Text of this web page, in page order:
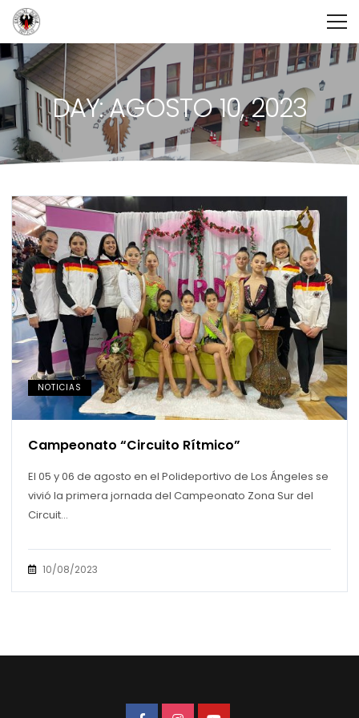
DAY: AGOSTO 10, 2023
NOTICIAS
Campeonato “Circuito Rítmico”
El 05 y 06 de agosto en el Polideportivo de Los Ángeles se
vivió la primera jornada del Campeonato Zona Sur del
Circuit...
10/08/2023